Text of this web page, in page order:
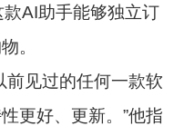
AI助手能够独立订
。
见过的任何一款软
更好、更新。”他指